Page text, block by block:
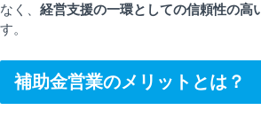
なく、 経営支援の一環としての信頼性の高
す。
補助金営業のメリットとは？